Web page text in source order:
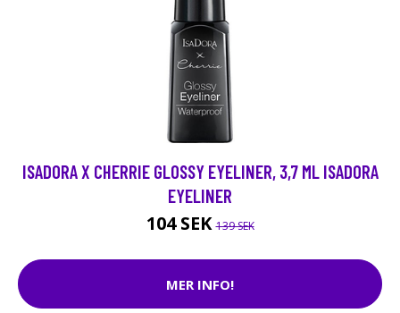
ISADORA X CHERRIE GLOSSY EYELINER, 3,7 ML ISADORA
EYELINER
104 SEK139 SEK
MER INFO!